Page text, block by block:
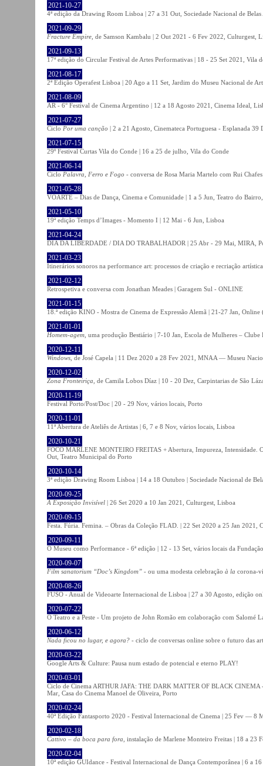
2021-10-27
4ª edição da Drawing Room Lisboa | 27 a 31 Out, Sociedade Nacional de
2021-09-29
Fracture Empire , de Samson Kambalu | 2 Out 2021 - 6 Fev 2022, Culturgest,
2021-09-13
17ª edição do Circular Festival de Artes Performativas | 18 - 25 Set 2021, Vila
2021-08-17
2ª Edição Operafest Lisboa | 20 Ago a 11 Set, Jardim do Museu Nacional de
2021-08-09
AR - 6° Festival de Cinema Argentino | 12 a 18 Agosto 2021, Cinema Ideal,
2021-07-27
Ciclo Por uma canção | 2 a 21 Agosto, Cinemateca Portuguesa - Esplanada 39
2021-07-15
29º Festival Curtas Vila do Conde | 16 a 25 de julho, Vila do Conde
2021-06-14
Ciclo Palavra, Ferro e Fogo - conversa de Rosa Maria Martelo com Rui
2021-05-28
VOARTE – Dias de Dança, Cinema e Comunidade | 1 a 5 Jun, Teatro do
2021-05-10
19ª edição Temps d’Images - Momento I | 12 Mai - 6 Jun, Lisboa
2021-04-24
DIA DA LIBERDADE / DIA DO TRABALHADOR | 25 Abr - 29 Mai, MIRA,
2021-03-23
Itinerários sonoros na performance art: processos de criação e recriação
2021-02-12
Retrospetiva e conversa com Jonathan Meades | Garagem Sul - ONLINE
2021-01-15
18.ª edição KINO - Mostra de Cinema de Expressão Alemã | 21-27 Jan,
2021-01-01
Homem-agem , uma produção Bestiário | 7-10 Jan, Escola de Mulheres – Clube
2020-12-11
Windows , de José Capela | 11 Dez 2020 a 28 Fev 2021, MNAA — Museu
2020-12-02
Zona Fronteiriça , de Camila Lobos Díaz | 10 - 20 Dez, Carpintarias de São
2020-11-19
Festival Porto/Post/Doc | 20 - 29 Nov, vários locais, Porto
2020-11-01
11ª Abertura de Ateliês de Artistas | 6, 7 e 8 Nov, vários locais, Lisboa
2020-10-21
FOCO MARLENE MONTEIRO FREITAS + Abertura, Impureza, Intensidade.
Out, Teatro Municipal do Porto
2020-10-14
3ª edição Drawing Room Lisboa | 14 a 18 Outubro | Sociedade Nacional de
2020-09-25
A Exposição Invisível | 26 Set 2020 a 10 Jan 2021, Culturgest, Lisboa
2020-09-15
Festa. Fúria. Femina. – Obras da Coleção FLAD. | 22 Set 2020 a 25 Jan
2020-09-11
O Museu como Performance - 6ª edição | 12 - 13 Set, vários locais da
2020-09-07
Film sanatorium “Doc’s Kingdom” - ou uma modesta celebração à la corona-
2020-08-26
FUSO - Anual de Videoarte Internacional de Lisboa | 27 a 30 Agosto, edição
2020-07-22
O Teatro e a Peste - Um projeto de John Romão em colaboração com Salomé
2020-06-12
Nada ficou no lugar, e agora? - ciclo de conversas online sobre o futuro das
2020-03-22
Google Arts & Culture: Pausa num estado de potencial e eterno PLAY!
2020-03-01
Ciclo de Cinema ARTHUR JAFA: THE DARK MATTER OF BLACK
Mar, Casa do Cinema Manoel de Oliveira, Porto
2020-02-24
40ª Edição Fantasporto 2020 - Festival Internacional de Cinema | 25 Fev — 8
2020-02-18
Cattivo – da boca para fora , instalação de Marlene Monteiro Freitas | 18 a
2020-02-04
10ª edição GUIdance - Festival Internacional de Dança Contemporânea | 6 a